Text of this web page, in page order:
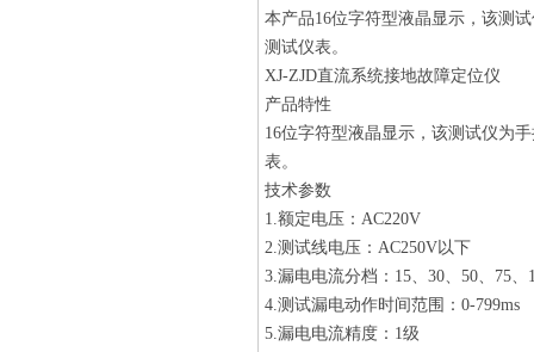
本产品16位字符型液晶显示，该测
测试仪表。
XJ-ZJD直流系统接地故障定位仪
产品特性
16位字符型液晶显示，该测试仪为
表。
技术参数
1.额定电压：AC220V
2.测试线电压：AC250V以下
3.漏电电流分档：15、30、50、75、
4.测试漏电动作时间范围：0-799ms
5.漏电电流精度：1级